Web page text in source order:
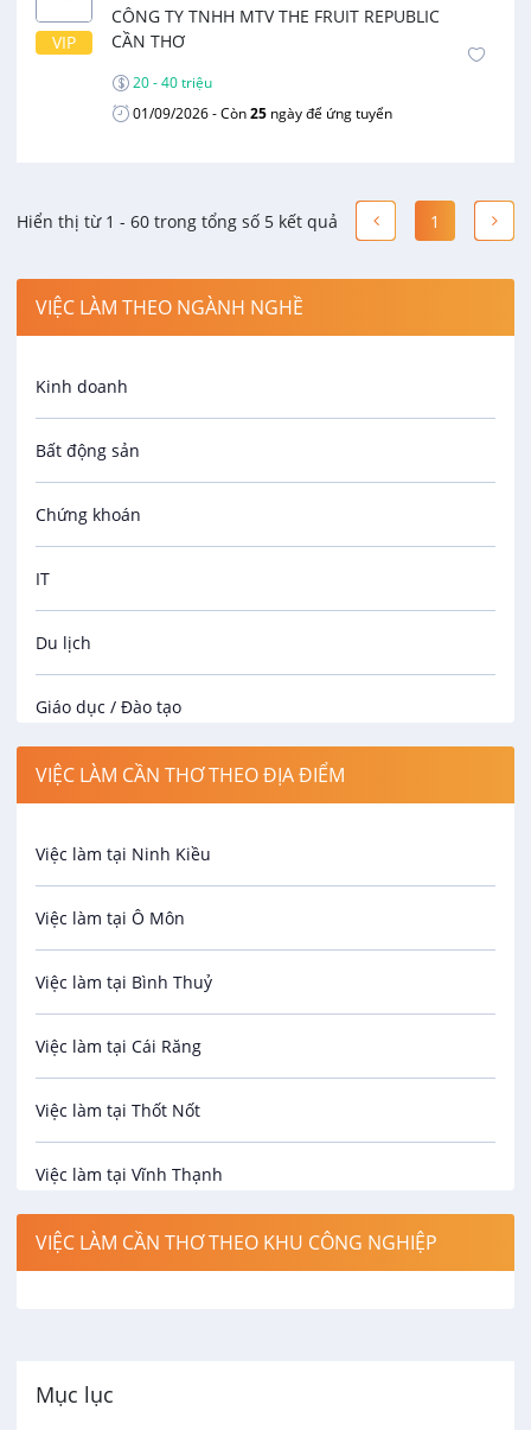
VIP
CÔNG TY TNHH MTV THE FRUIT REPUBLIC
CẦN THƠ
20 - 40 triệu
01/09/2026- Còn25 ngày để ứng tuyển
Hiển thị từ 1 - 60 trong tổng số 5 kết quả 1
VIỆC LÀM THEO NGÀNH NGHỀ
Kinh doanh
Bất động sản
Chứng khoán
IT
Du lịch
Giáo dục / Đào tạo
Luật
Biên phiên dịch
Công nghệ sinh học
VIỆC LÀM CẦN THƠ THEO ĐỊA ĐIỂM
Việc làm tại Ninh Kiều
Việc làm tại Ô Môn
Việc làm tại Bình Thuỷ
Việc làm tại Cái Răng
Việc làm tại Thốt Nốt
Việc làm tại Vĩnh Thạnh
Việc làm tại Cờ Đỏ
VIỆC LÀM CẦN THƠ THEO KHU CÔNG NGHIỆP
Mục lục